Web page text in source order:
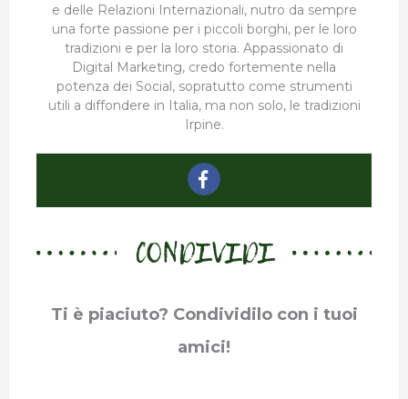
e delle Relazioni Internazionali, nutro da sempre
una forte passione per i piccoli borghi, per le loro
tradizioni e per la loro storia. Appassionato di
Digital Marketing, credo fortemente nella
potenza dei Social, sopratutto come strumenti
utili a diffondere in Italia, ma non solo, le tradizioni
Irpine.
CONDIVIDI
Ti è piaciuto? Condividilo con i tuoi
amici!